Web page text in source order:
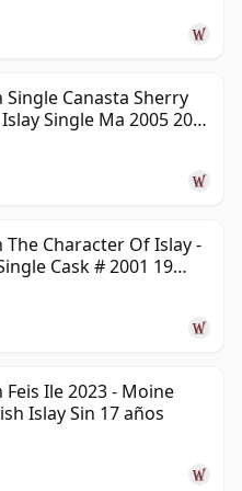
Canasta Sherry
Single Ma 2005 20
Character Of Islay -
Cask # 2001 19
Ile 2023 - Moine
Islay Sin 17 años